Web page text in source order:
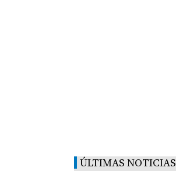
ÚLTIMAS NOTICIAS